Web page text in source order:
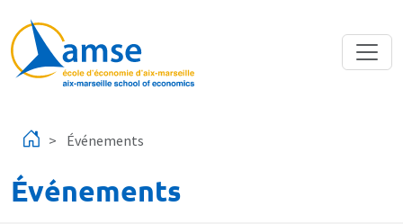
Événements
Événements